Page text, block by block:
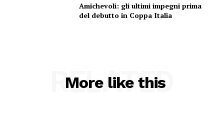
Amichevoli: gli ultimi impegni prima
del debutto in Coppa Italia
More like this
RELATED